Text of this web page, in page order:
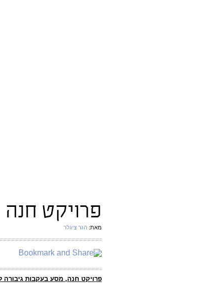
פרויקט חנה
מאת: הגר ציגלר
פרויקט חנה, מסע בעקבות גיבורה